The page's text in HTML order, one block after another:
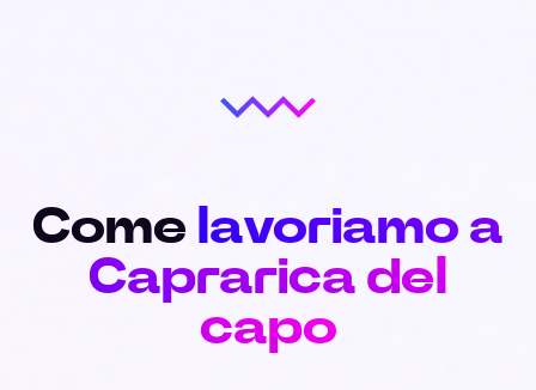
Come lavoriamo a
Caprarica del
capo